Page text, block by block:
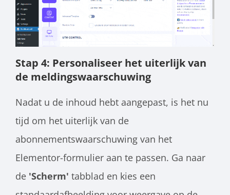
Stap 4: Personaliseer het uiterlijk van
de meldingswaarschuwing
Nadat u de inhoud hebt aangepast, is het nu
tijd om het uiterlijk van de
abonnementswaarschuwing van het
Elementor-formulier aan te passen. Ga naar
de 'Scherm' tabblad en kies een